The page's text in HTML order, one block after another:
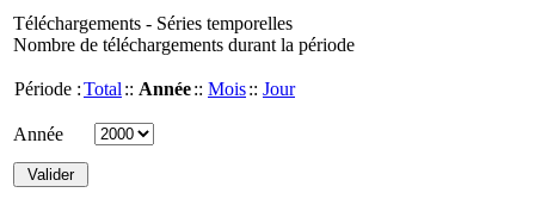
Téléchargements - Séries temporelles
Nombre de téléchargements durant la période
Période :Total :: Année:: Mois:: Jour
Année